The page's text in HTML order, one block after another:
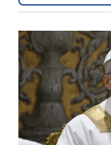
General
La
Ciudad
Deportes
Arte
y
Espectáculos
Policiales